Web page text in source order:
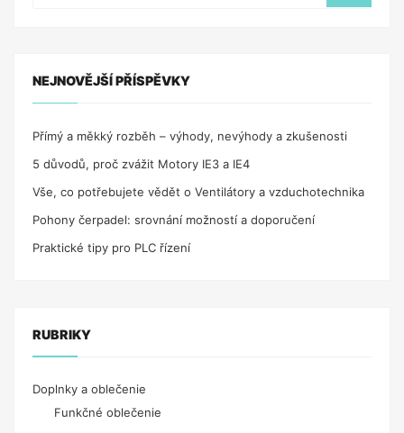
NEJNOVĚJŠÍ PŘÍSPĚVKY
Přímý a měkký rozběh – výhody, nevýhody a zkušenosti
5 důvodů, proč zvážit Motory IE3 a IE4
Vše, co potřebujete vědět o Ventilátory a vzduchotechnika
Pohony čerpadel: srovnání možností a doporučení
Praktické tipy pro PLC řízení
RUBRIKY
Doplnky a oblečenie
Funkčné oblečenie